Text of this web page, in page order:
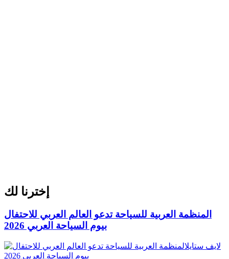
إخترنا لك
المنظمة العربية للسياحة تدعو العالم العربي للاحتفال
بيوم السياحة العربي 2026